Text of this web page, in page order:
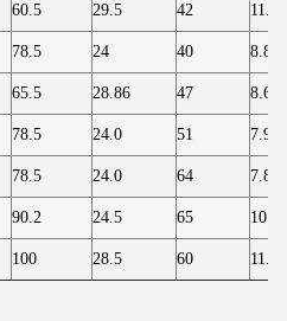
60.5 29.5 42 11.80
78.5 24 40 8.80
65.5 28.86 47 8.60
78.5 24.0 51 7.90
78.5 24.0 64 7.80
90.2 24.5 65 10.8
100 28.5 60 11.90